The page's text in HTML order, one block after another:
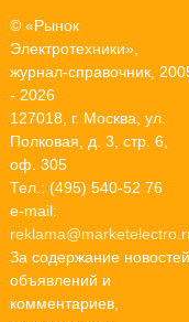
© «Рынок
Электротехники»,
журнал-справочник,
- 2026
127018, г. Москва, ул.
Полковая, д. 3, стр. 6,
оф. 305
Тел.: (495) 540-52 76
e-mail:
За содержание новостей,
объявлений и
комментариев,